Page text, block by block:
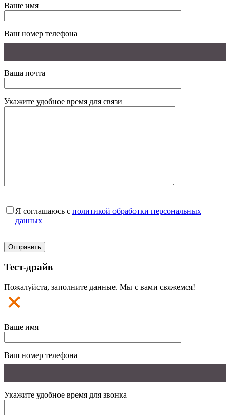
Ваше имя
Ваш номер телефона
Ваша почта
Укажите удобное время для связи
Я соглашаюсь с политикой обработки персональных
данных
Тест-драйв
Пожалуйста, заполните данные. Мы с вами свяжемся!
Ваше имя
Ваш номер телефона
Укажите удобное время для звонка